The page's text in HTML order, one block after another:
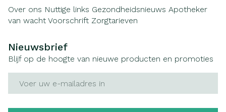
Over ons Nuttige links Gezondheidsnieuws Apotheker
van wacht Voorschrift Zorgtarieven
Nieuwsbrief
Blijf op de hoogte van nieuwe producten en promoties